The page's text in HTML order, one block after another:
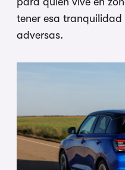
tener esa tranquilidad
adversas.